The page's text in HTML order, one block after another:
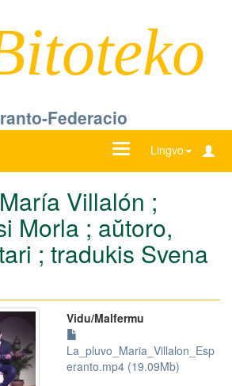
Federacio
Lingvo
Ŝanĝu
Villalón ;
Morla ; aŭtoro,
; tradukis Svena
Vidu/Malfermu
La_pluvo_Maria_Villalon_Esp
eranto.mp4 (19.09Mb)